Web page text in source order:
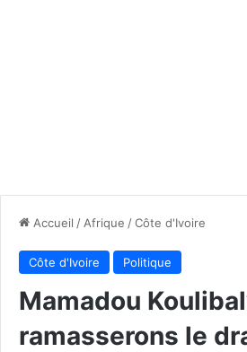
Accueil / Afrique /Côte d'Ivoire
Côte d'Ivoire Politique
Mamadou
ramasserons le